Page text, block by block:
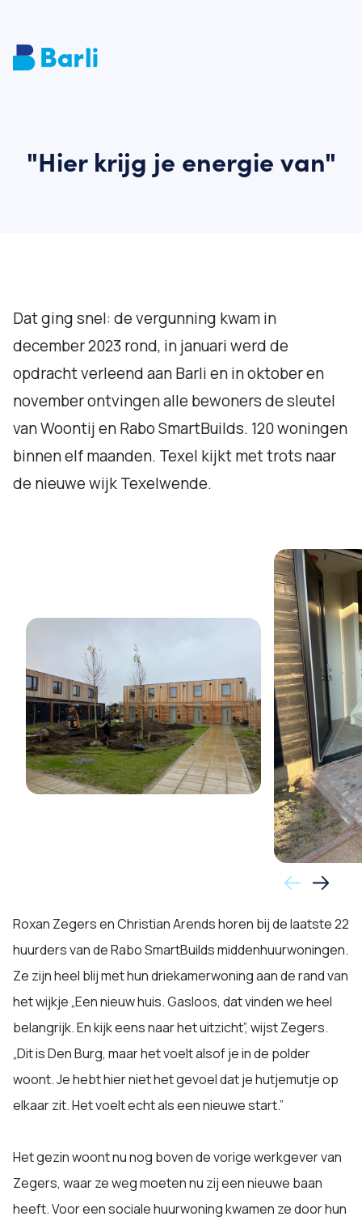
"Hier krijg je energie van"
Dat ging snel: de vergunning kwam in
december 2023 rond, in januari werd de
opdracht verleend aan Barli en in oktober en
november ontvingen alle bewoners de sleutel
van Woontij en Rabo SmartBuilds. 120 woningen
binnen elf maanden. Texel kijkt met trots naar
de nieuwe wijk Texelwende.
Roxan Zegers en Christian Arends horen bij de laatste 22
huurders van de Rabo SmartBuilds middenhuurwoningen.
Ze zijn heel blij met hun driekamerwoning aan de rand van
het wijkje „Een nieuw huis. Gasloos, dat vinden we heel
belangrijk. En kijk eens naar het uitzicht”, wijst Zegers.
„Dit is Den Burg, maar het voelt alsof je in de polder
woont. Je hebt hier niet het gevoel dat je hutjemutje op
elkaar zit. Het voelt echt als een nieuwe start.”
Het gezin woont nu nog boven de vorige werkgever van
Zegers, waar ze weg moeten nu zij een nieuwe baan
heeft. Voor een sociale huurwoning kwamen ze door hun